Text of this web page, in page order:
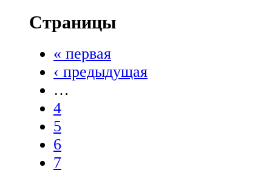
Страницы
« первая
‹ предыдущая
…
4
5
6
7